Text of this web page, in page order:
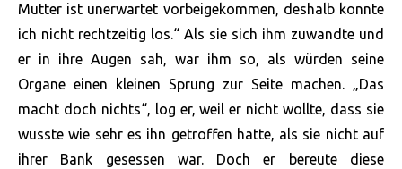
Mutter ist unerwartet vorbeigekommen, deshalb konnte
ich nicht rechtzeitig los.“ Als sie sich ihm zuwandte und
er in ihre Augen sah, war ihm so, als würden seine
Organe einen kleinen Sprung zur Seite machen. „Das
macht doch nichts“, log er, weil er nicht wollte, dass sie
wusste wie sehr es ihn getroffen hatte, als sie nicht auf
ihrer Bank gesessen war. Doch er bereute diese